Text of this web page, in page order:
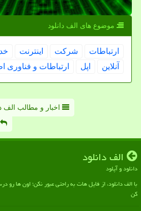
موضوع های الف دانلود
ارتباطات شركت اینترنت
آنلاین
اپل ارتباطات و فناوری
اخبار و مطالب الف
الف دانلود
دانلود و آپلود
با الف دانلود، از فایل هات به راحتی عبور نکن؛ اون ها
کن